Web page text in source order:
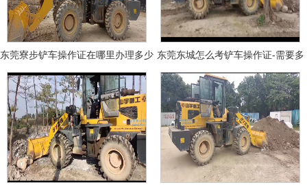
东莞寮步铲车操作证在哪里办理多少
钱
东莞东城怎么考铲车操作证-需要多
少钱?